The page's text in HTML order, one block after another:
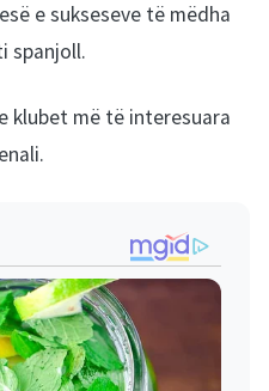
e sukseseve të mëdha
spanjoll.
klubet më të interesuara